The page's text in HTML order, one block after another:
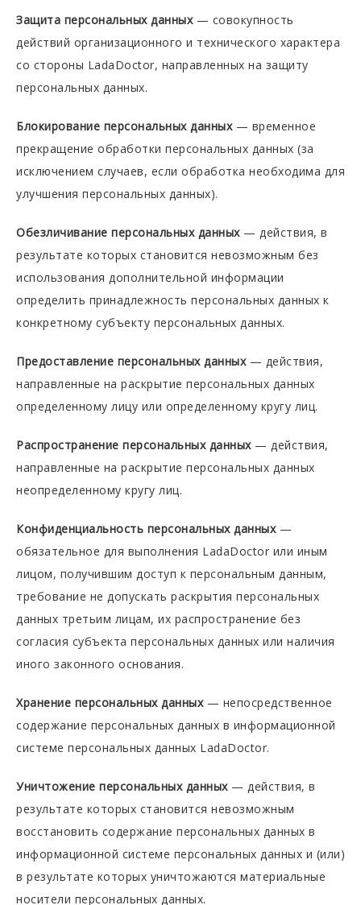
Защита персональных данных— совокупность
действий организационного и технического характера
со стороны LadaDoctor, направленных на защиту
персональных данных.
Блокирование персональных данных— временное
прекращение обработки персональных данных (за
исключением случаев, если обработка необходима для
улучшения персональных данных).
Обезличивание персональных данных— действия, в
результате которых становится невозможным без
использования дополнительной информации
определить принадлежность персональных данных к
конкретному субъекту персональных данных.
Предоставление персональных данных— действия,
направленные на раскрытие персональных данных
определенному лицу или определенному кругу лиц.
Распространение персональных данных— действия,
направленные на раскрытие персональных данных
неопределенному кругу лиц.
Конфиденциальность персональных данных—
обязательное для выполнения LadaDoctor или иным
лицом, получившим доступ к персональным данным,
требование не допускать раскрытия персональных
данных третьим лицам, их распространение без
согласия субъекта персональных данных или наличия
иного законного основания.
Хранение персональных данных— непосредственное
содержание персональных данных в информационной
системе персональных данных LadaDoctor.
Уничтожение персональных данных— действия, в
результате которых становится невозможным
восстановить содержание персональных данных в
информационной системе персональных данных и (или)
в результате которых уничтожаются материальные
носители персональных данных.